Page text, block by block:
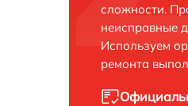
сложности.
неисправные
Используем
ремонта